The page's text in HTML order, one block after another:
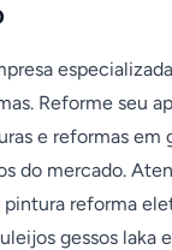
Reforme seu
e reformas em
do mercado.
pintura reforma
gessos laka